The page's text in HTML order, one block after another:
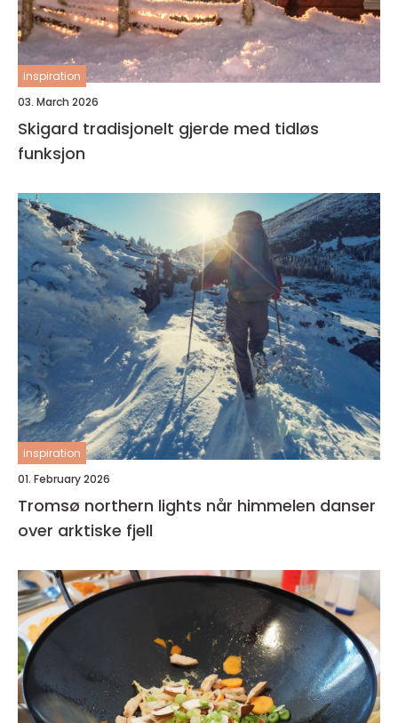
inspiration
03. March 2026
Skigard tradisjonelt gjerde med tidløs
funksjon
inspiration
01. February 2026
Tromsø northern lights når himmelen danser
over arktiske fjell